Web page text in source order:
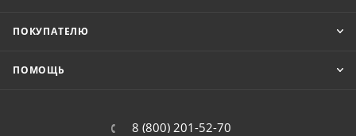
ПОКУПАТЕЛЮ
ПОМОЩЬ
8 (800) 201-52-70